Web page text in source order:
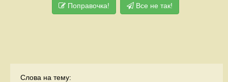
Поправочка! Все не так!
Слова на тему: